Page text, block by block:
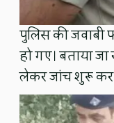
पुलिस की
हो गए। बताया
लेकर जांच शुरू कर